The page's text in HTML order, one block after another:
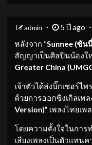
admin 5 ปี ago
หลังจาก “Sunnee (ซัน
สัญญาเป็นศิลปินน้องใ
Greater China
เจ้าตัวได้ส่งบิ๊กเซอร์ไ
ด้วยการออกซิงเกิลเพล
Version)” เพลงไทยเพ
โดยความตั้งใจในการ
เสียงเพลงเป็นตัวแทน